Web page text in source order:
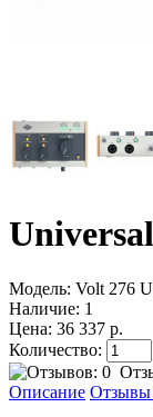
Модель: Volt 276
Наличие: 1
Цена: 36 337 р.
Количество:
Описание Отзывы